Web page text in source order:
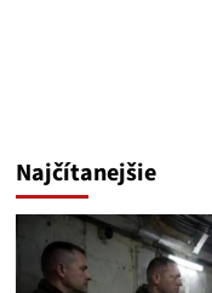
Najčítanejšie